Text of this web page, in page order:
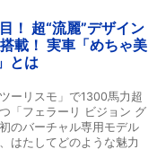
！ 超“流麗”デザイン
載！ 実車「めちゃ美
とは
ーリスモ」で1300馬力超
「フェラーリ ビジョン グ
のバーチャル専用モデル
はたしてどのような魅力